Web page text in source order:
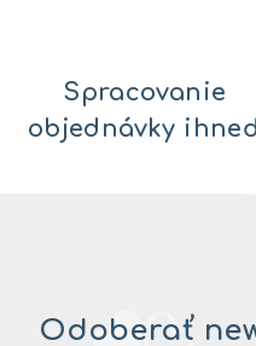
Spracovanie
objednávky
Odoberať